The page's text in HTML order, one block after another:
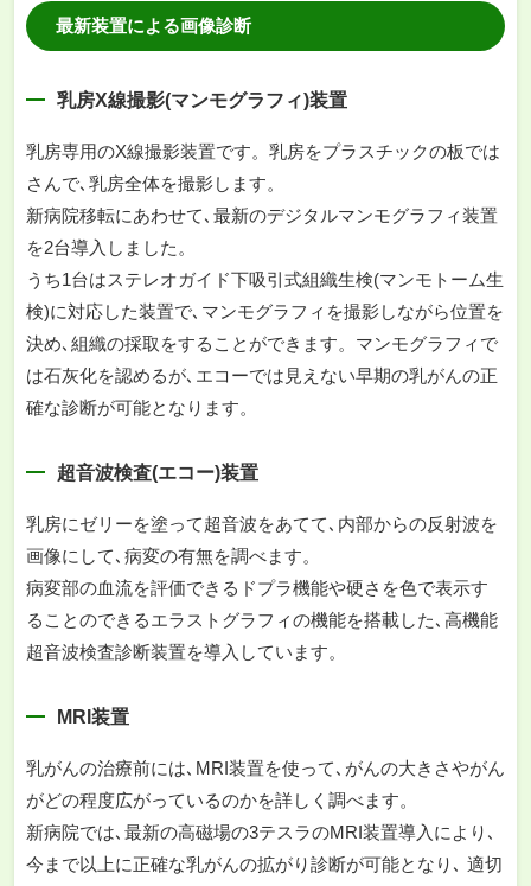
最新装置による画像診断
乳房X線撮影(マンモグラフィ)装置
乳房専用のX線撮影装置です。乳房をプラスチックの板では
さんで､乳房全体を撮影します。
新病院移転にあわせて､最新のデジタルマンモグラフィ装置
を2台導入しました。
うち1台はステレオガイド下吸引式組織生検(マンモトーム生
検)に対応した装置で､マンモグラフィを撮影しながら位置を
決め､組織の採取をすることができます。マンモグラフィで
は石灰化を認めるが､エコーでは見えない早期の乳がんの正
確な診断が可能となります。
超音波検査(エコー)装置
乳房にゼリーを塗って超音波をあてて､内部からの反射波を
画像にして､病変の有無を調べます。
病変部の血流を評価できるドプラ機能や硬さを色で表示す
ることのできるエラストグラフィの機能を搭載した､高機能
超音波検査診断装置を導入しています。
MRI装置
乳がんの治療前には､MRI装置を使って､がんの大きさやがん
がどの程度広がっているのかを詳しく調べます。
新病院では､最新の高磁場の3テスラのMRI装置導入により､
今まで以上に正確な乳がんの拡がり診断が可能となり､ 適切